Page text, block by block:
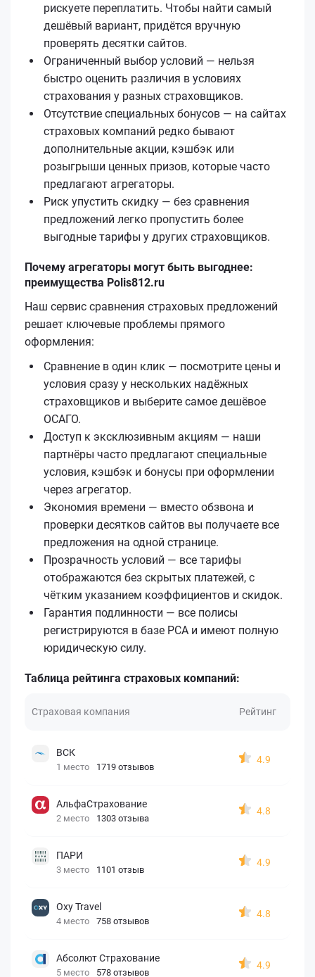
рискуете переплатить. Чтобы найти самый
дешёвый вариант, придётся вручную
проверять десятки сайтов.
Ограниченный выбор условий — нельзя
быстро оценить различия в условиях
страхования у разных страховщиков.
Отсутствие специальных бонусов — на сайтах
страховых компаний редко бывают
дополнительные акции, кэшбэк или
розыгрыши ценных призов, которые часто
предлагают агрегаторы.
Риск упустить скидку — без сравнения
предложений легко пропустить более
выгодные тарифы у других страховщиков.
Почему агрегаторы могут быть выгоднее:
преимущества Polis812.ru
Наш сервис сравнения страховых предложений
решает ключевые проблемы прямого
оформления:
Сравнение в один клик — посмотрите цены и
условия сразу у нескольких надёжных
страховщиков и выберите самое дешёвое
ОСАГО.
Доступ к эксклюзивным акциям — наши
партнёры часто предлагают специальные
условия, кэшбэк и бонусы при оформлении
через агрегатор.
Экономия времени — вместо обзвона и
проверки десятков сайтов вы получаете все
предложения на одной странице.
Прозрачность условий — все тарифы
отображаются без скрытых платежей, с
чётким указанием коэффициентов и скидок.
Гарантия подлинности — все полисы
регистрируются в базе РСА и имеют полную
юридическую силу.
Таблица рейтинга страховых компаний:
Страховая компания Рейтинг
ВСК
1 место 1719 отзывов
4.9
АльфаСтрахование
2 место 1303 отзыва
4.8
ПАРИ
3 место 1101 отзыв
4.9
Oxy Travel
4 место 758 отзывов
4.8
Абсолют Страхование
5 место 578 отзывов
4.9